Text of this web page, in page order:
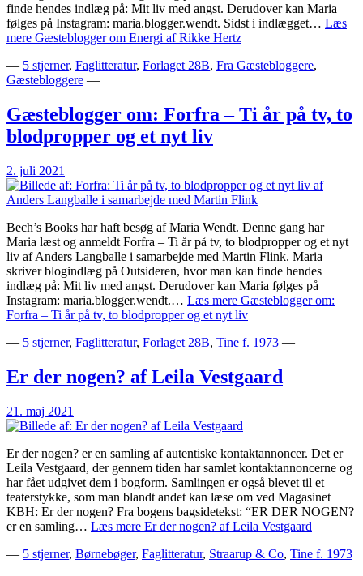
finde hendes indlæg på: Mit liv med angst. Derudover kan Maria
følges på Instagram: maria.blogger.wendt. Sidst i indlægget… Læs
mere Gæsteblogger om Energi af Rikke Hertz
— 5 stjerner, Faglitteratur, Forlaget 28B, Fra Gæstebloggere,
Gæstebloggere —
Gæsteblogger om: Forfra – Ti år på tv, to
blodpropper og et nyt liv
2. juli 2021
Bech’s Books har haft besøg af Maria Wendt. Denne gang har
Maria læst og anmeldt Forfra – Ti år på tv, to blodpropper og et nyt
liv af Anders Langballe i samarbejde med Martin Flink. Maria
skriver blogindlæg på Outsideren, hvor man kan finde hendes
indlæg på: Mit liv med angst. Derudover kan Maria følges på
Instagram: maria.blogger.wendt.… Læs mere Gæsteblogger om:
Forfra – Ti år på tv, to blodpropper og et nyt liv
— 5 stjerner, Faglitteratur, Forlaget 28B, Tine f. 1973 —
Er der nogen? af Leila Vestgaard
21. maj 2021
Er der nogen? er en samling af autentiske kontaktannoncer. Det er
Leila Vestgaard, der gennem tiden har samlet kontaktannoncerne og
har fået udgivet dem i bogform. Samlingen er også blevet til et
teaterstykke, som man blandt andet kan læse om ved Magasinet
KBH: Er der nogen? Fra bogens bagsidetekst: “ER DER NOGEN?
er en samling… Læs mere Er der nogen? af Leila Vestgaard
— 5 stjerner, Børnebøger, Faglitteratur, Straarup & Co, Tine f. 1973
—